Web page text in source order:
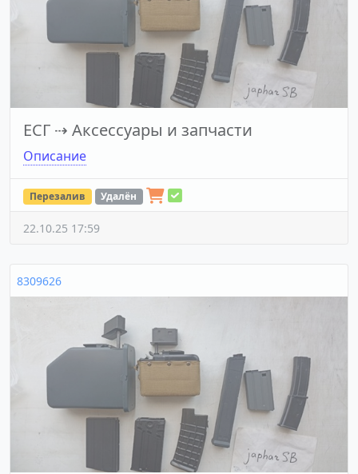
ЕСГ ⇢ Аксессуары и запчасти
Описание
Перезалив Удалён
22.10.25 17:59
8309626